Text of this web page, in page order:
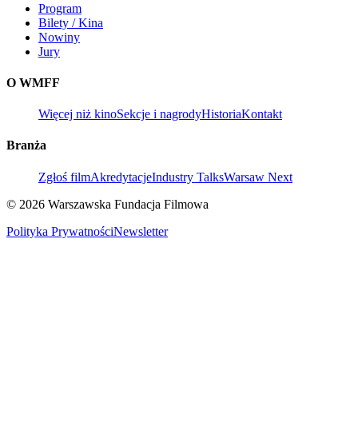
Program
Bilety / Kina
Nowiny
Jury
O WMFF
Więcej niż kinoSekcje i nagrodyHistoriaKontakt
Branża
Zgłoś filmAkredytacjeIndustry TalksWarsaw Next
© 2026 Warszawska Fundacja Filmowa
Polityka PrywatnościNewsletter